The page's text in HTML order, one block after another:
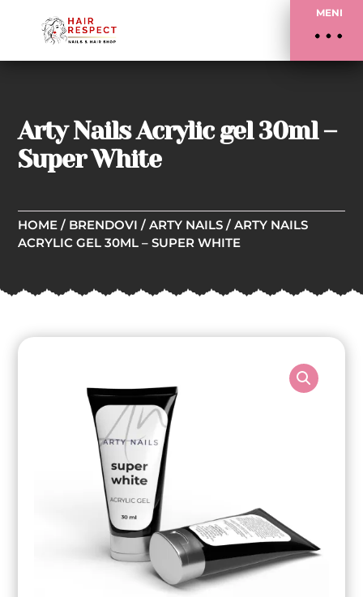
MENI
Arty Nails Acrylic gel 30ml –
Super White
HOME / BRENDOVI /ARTY NAILS / ARTY NAILS
ACRYLIC GEL 30ML – SUPER WHITE